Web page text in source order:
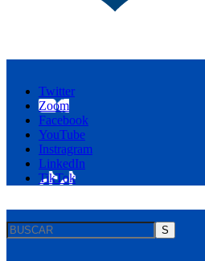
Twitter
Zoom
Facebook
YouTube
Instragram
LinkedIn
TikTok
S